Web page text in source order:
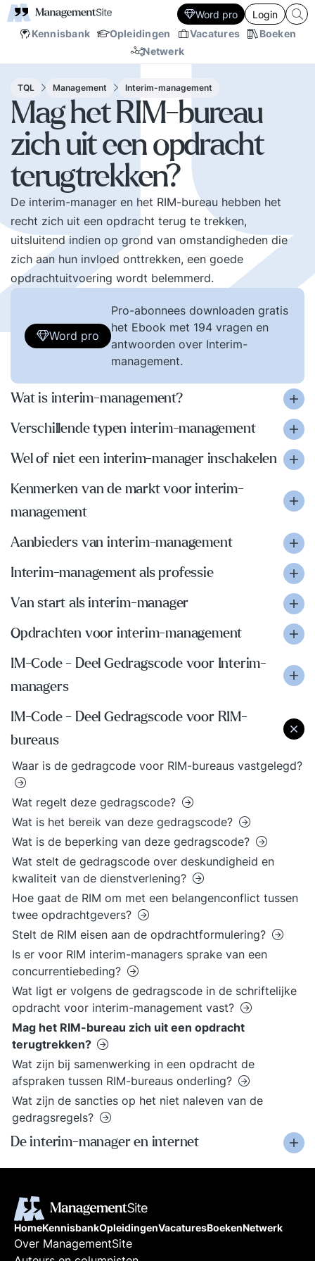
Kennisbank Opleidingen Vacatures
Boeken
Netwerk
Word pro Login
TQL Management Interim-management
Mag het RIM-bureau
zich uit een opdracht
terugtrekken?
De interim-manager en het RIM-bureau hebben het
recht zich uit een opdracht terug te trekken,
uitsluitend indien op grond van omstandigheden die
zich aan hun invloed onttrekken, een goede
opdrachtuitvoering wordt belemmerd.
Word pro
Pro-abonnees downloaden gratis
het Ebook met 194 vragen en
antwoorden over Interim-
management.
Wat is interim-management?
Verschillende typen interim-management
Wel of niet een interim-manager inschakelen
Kenmerken van de markt voor interim-
management
Aanbieders van interim-management
Interim-management als professie
Van start als interim-manager
Opdrachten voor interim-management
IM-Code - Deel Gedragscode voor Interim-
managers
IM-Code - Deel Gedragscode voor RIM-
bureaus
Waar is de gedragcode voor RIM-bureaus vastgelegd?
Wat regelt deze gedragscode?
Wat is het bereik van deze gedragscode?
Wat is de beperking van deze gedragscode?
Wat stelt de gedragscode over deskundigheid en
kwaliteit van de dienstverlening?
Hoe gaat de RIM om met een belangenconflict tussen
twee opdrachtgevers?
Stelt de RIM eisen aan de opdrachtformulering?
Is er voor RIM interim-managers sprake van een
concurrentiebeding?
Wat ligt er volgens de gedragscode in de schriftelijke
opdracht voor interim-management vast?
Mag het RIM-bureau zich uit een opdracht
terugtrekken?
Wat zijn bij samenwerking in een opdracht de
afspraken tussen RIM-bureaus onderling?
Wat zijn de sancties op het niet naleven van de
gedragsregels?
De interim-manager en internet
HomeKennisbankOpleidingenVacaturesBoekenNetwerk
Over ManagementSite